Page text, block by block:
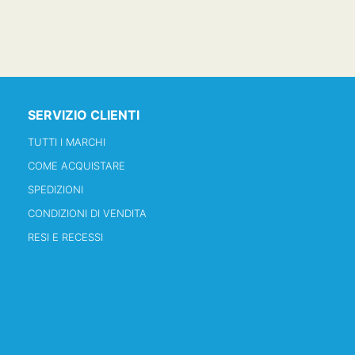
SERVIZIO CLIENTI
TUTTI I MARCHI
COME ACQUISTARE
SPEDIZIONI
CONDIZIONI DI VENDITA
RESI E RECESSI